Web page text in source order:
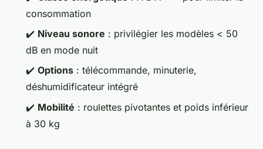
consommation
✔️ Niveau sonore : privilégier les modèles < 50
dB en mode nuit
✔️ Options : télécommande, minuterie,
déshumidificateur intégré
✔️ Mobilité : roulettes pivotantes et poids inférieur
à 30 kg